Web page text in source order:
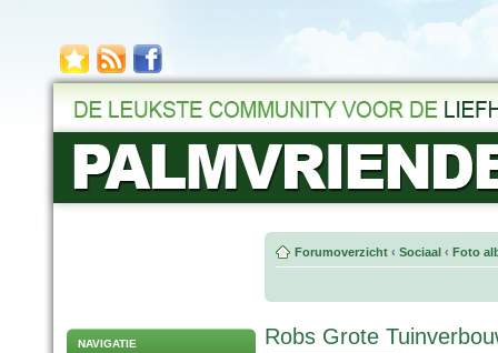
NAVIGATIE
Forumoverzicht ‹ Sociaal ‹ Foto
Robs Grote